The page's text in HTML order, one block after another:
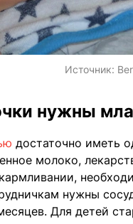
Источник:
нужны
достаточно иметь
молоко,
нужны
Для детей